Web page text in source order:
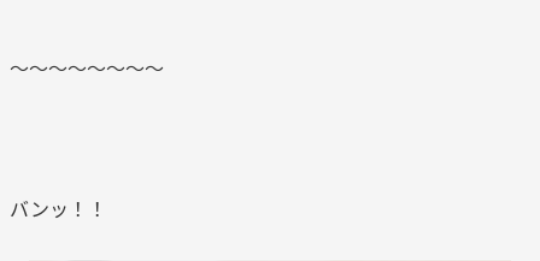
～～～～～～～～
バンッ！！